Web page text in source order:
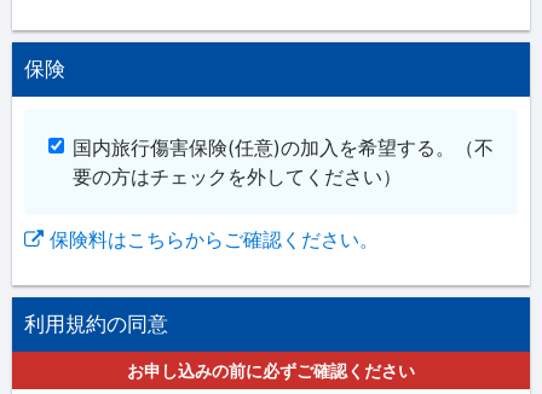
保険
国内旅行傷害保険(任意)の加入を希望する。
（不
要の方はチェックを外してください）
保険料はこちらからご確認ください。
利用規約の同意
お申し込みの前に必ずご確認ください